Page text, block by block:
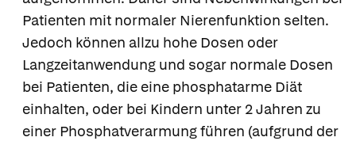
Patienten mit normaler Nierenfunktion selten.
Jedoch können allzu hohe Dosen oder
Langzeitanwendung und sogar normale Dosen
bei Patienten, die eine phosphatarme Diät
einhalten, oder bei Kindern unter 2 Jahren zu
einer Phosphatverarmung führen (aufgrund der